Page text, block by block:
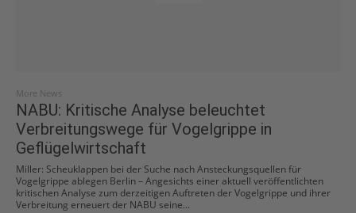
More News
NABU: Kritische Analyse beleuchtet
Verbreitungswege für Vogelgrippe in
Geflügelwirtschaft
Miller: Scheuklappen bei der Suche nach Ansteckungsquellen für
Vogelgrippe ablegen Berlin – Angesichts einer aktuell veröffentlichten
kritischen Analyse zum derzeitigen Auftreten der Vogelgrippe und ihrer
Verbreitung erneuert der NABU seine...